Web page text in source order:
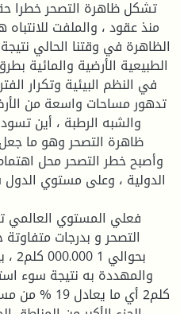
تشكل ظاهرة التصحر خطرا
منذ عقود ، والملفت
الظاهرة في وقتنا الحالي
الطبيعية الأرضية والمائية
في النظم البيئية وتكرار
تدهور مساحات واسعة من
والشبه الرطبة ، أين
ظاهرة التصحر وهو ما
وأصبح خطر التصحر محل
الدولية ، وعلى مستوي
فعلي المستوي العالمي
التصحر و بدرجات متفاوتة
كلم2 أي ما